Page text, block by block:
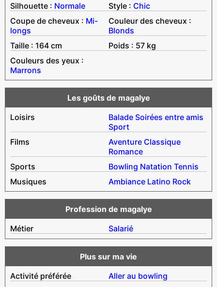
Silhouette : Normale Style : Chic
Coupe de cheveux : Mi-
longs
Couleur des cheveux :
Blonds
Taille : 164 cm
Poids : 57 kg
Couleurs des yeux :
Marrons
Les goûts de magalye
Loisirs
Balade Soirées entre amis
Sport
Films
Aventure Classique
Romance
Sports
Bowling Natation Tennis
Musiques
Ambiance Latino Rock
Profession de magalye
Métier
Salarié
Plus sur ma vie
Activité préférée
Aller au bowling